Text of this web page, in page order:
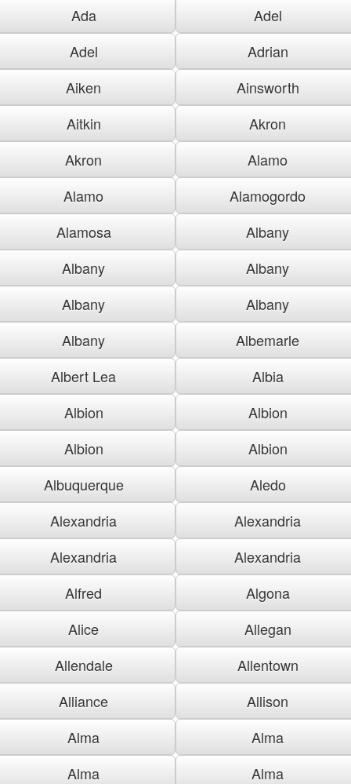
Ada
Adel
Adel
Adrian
Aiken
Ainsworth
Aitkin
Akron
Akron
Alamo
Alamo
Alamogordo
Alamosa
Albany
Albany
Albany
Albany
Albany
Albany
Albemarle
Albert Lea
Albia
Albion
Albion
Albion
Albion
Albuquerque
Aledo
Alexandria
Alexandria
Alexandria
Alexandria
Alfred
Algona
Alice
Allegan
Allendale
Allentown
Alliance
Allison
Alma
Alma
Alma
Alma